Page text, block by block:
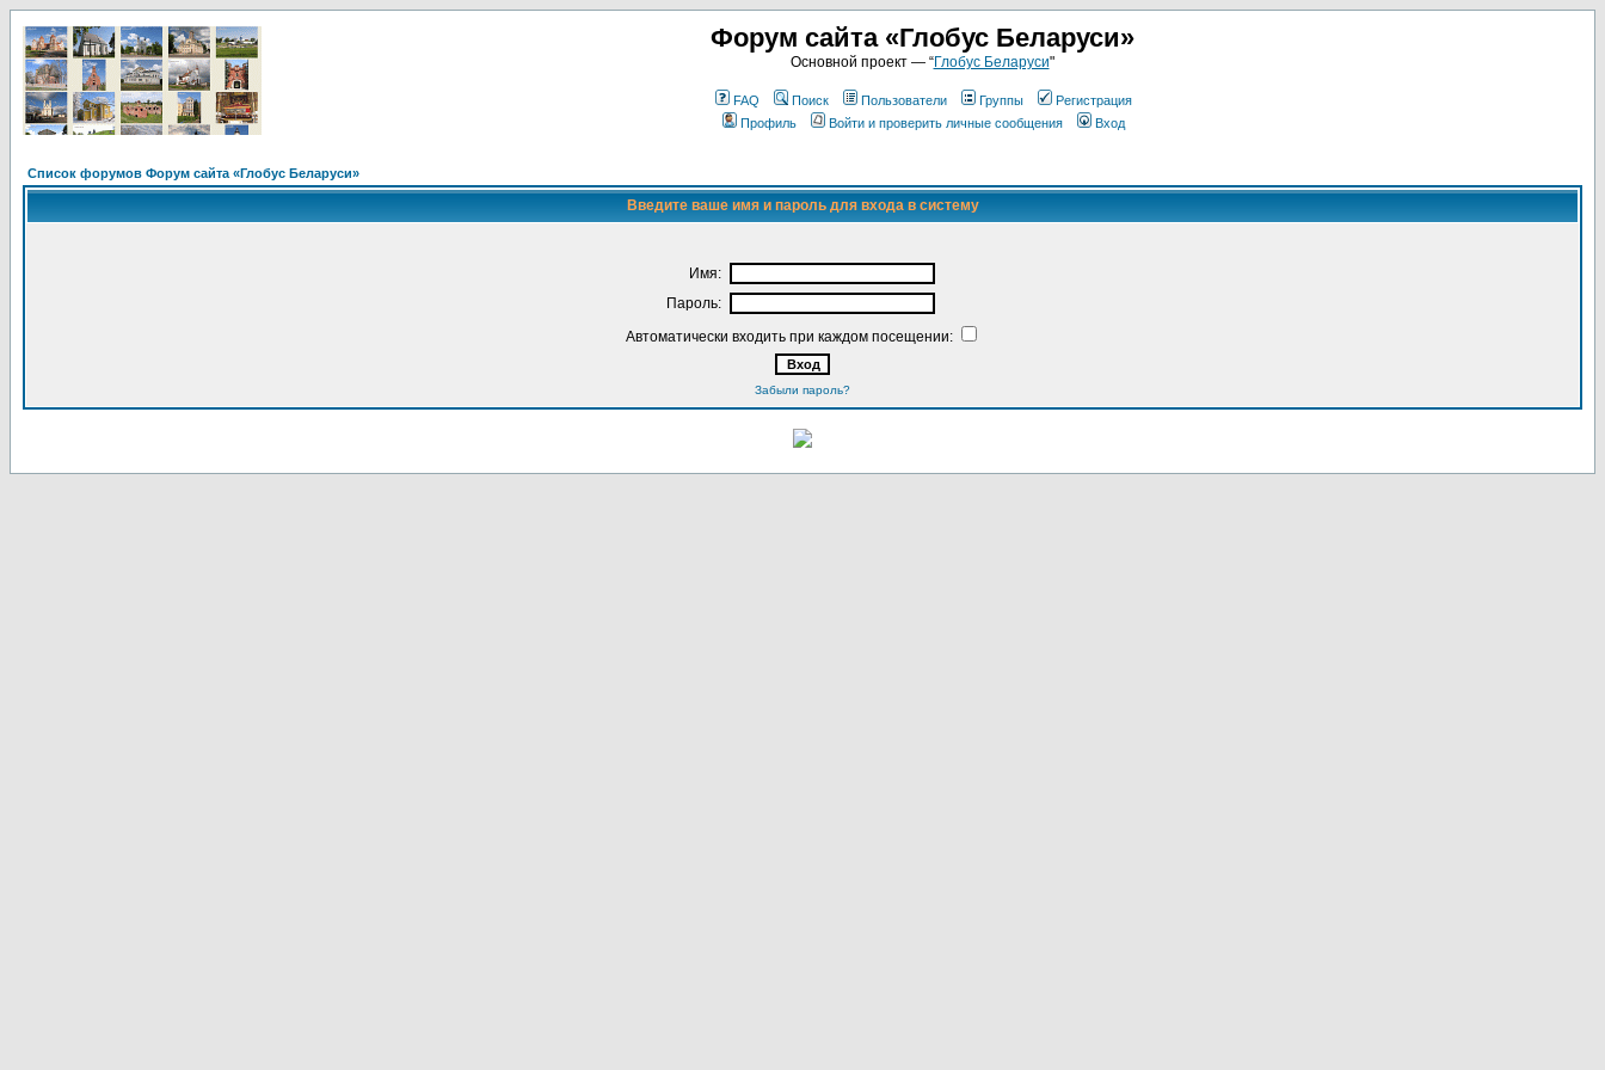
Форум сайта «Глобус Беларуси»
Основной проект — “Глобус Беларуси"
FAQ Поиск Пользователи Группы
Регистрация
Профиль
Войти и проверить личные сообщения Вход
Список форумов Форум сайта «Глобус Беларуси»
Введите ваше имя и пароль для входа в систему
Имя:
Пароль:
Автоматически входить при каждом посещении:
Забыли пароль?